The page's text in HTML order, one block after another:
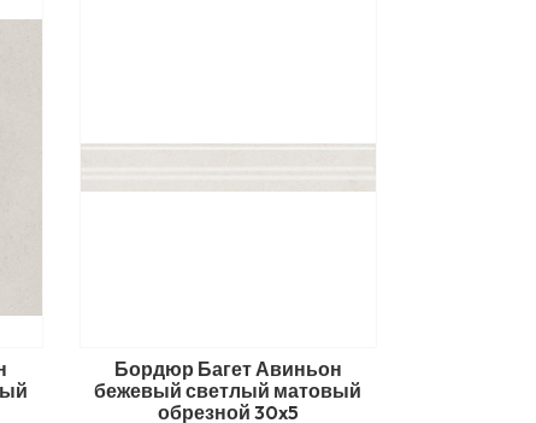
Бордюр Багет Авиньон
бежевый светлый матовый
обрезной 30x5